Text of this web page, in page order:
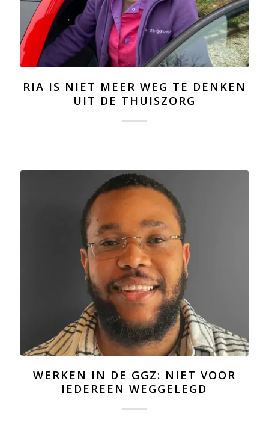
RIA IS NIET MEER WEG TE DENKEN
UIT DE THUISZORG
WERKEN IN DE GGZ: NIET VOOR
IEDEREEN WEGGELEGD